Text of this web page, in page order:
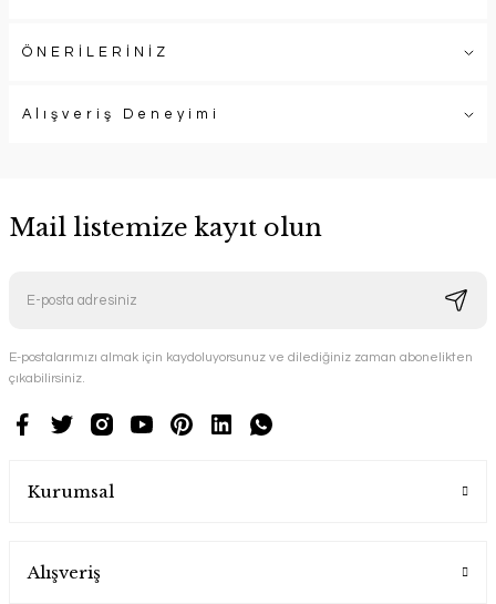
ÖNERİLERİNİZ
Alışveriş Deneyimi
Mail listemize kayıt olun
E-postalarımızı almak için kaydoluyorsunuz ve dilediğiniz zaman abonelikten
çıkabilirsiniz.
Kurumsal
Alışveriş